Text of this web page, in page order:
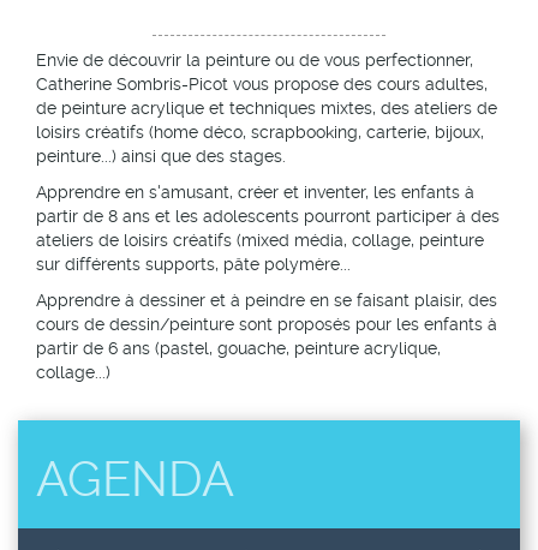
Envie de découvrir la peinture ou de vous perfectionner,
Catherine Sombris-Picot vous propose des cours adultes,
de peinture acrylique et techniques mixtes, des ateliers de
loisirs créatifs (home déco, scrapbooking, carterie, bijoux,
peinture...) ainsi que des stages.
Apprendre en s'amusant, créer et inventer, les enfants à
partir de 8 ans et les adolescents pourront participer à des
ateliers de loisirs créatifs (mixed média, collage, peinture
sur différents supports, pâte polymère...
Apprendre à dessiner et à peindre en se faisant plaisir, des
cours de dessin/peinture sont proposés pour les enfants à
partir de 6 ans (pastel, gouache, peinture acrylique,
collage...)
AGENDA